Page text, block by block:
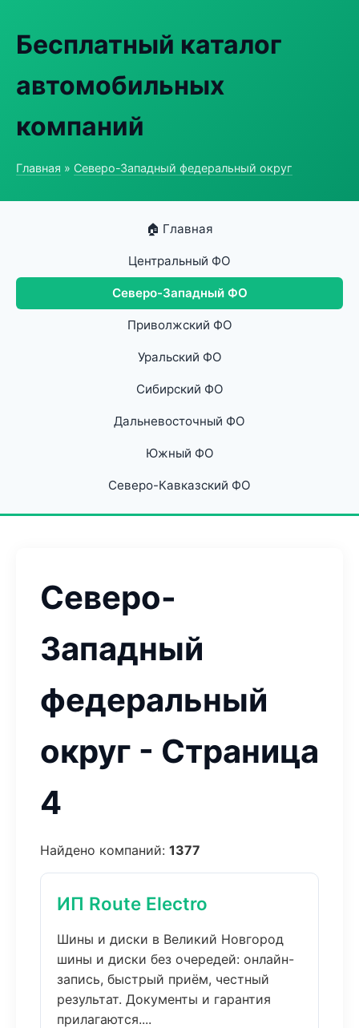
Бесплатный каталог
автомобильных
компаний
Главная » Северо-Западный федеральный округ
🏠 Главная
Центральный ФО
Северо-Западный ФО
Приволжский ФО
Уральский ФО
Сибирский ФО
Дальневосточный ФО
Южный ФО
Северо-Кавказский ФО
Северо-
Западный
федеральный
округ - Страница
4
Найдено компаний: 1377
ИП Route Electro
Шины и диски в Великий Новгород
шины и диски без очередей: онлайн-
запись, быстрый приём, честный
результат. Документы и гарантия
прилагаются....